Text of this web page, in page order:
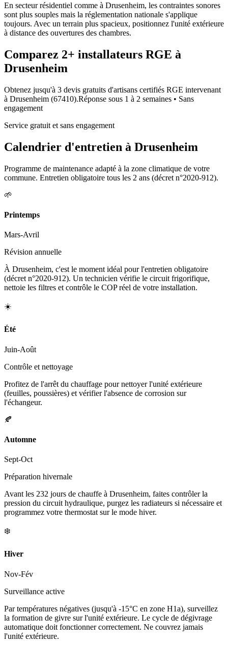
En secteur résidentiel comme à Drusenheim, les contraintes sonores
sont plus souples mais la réglementation nationale s'applique
toujours. Avec un terrain plus spacieux, positionnez l'unité extérieure
à distance des ouvertures des chambres.
Comparez 2+ installateurs RGE à
Drusenheim
Obtenez jusqu'à 3 devis gratuits d'artisans certifiés RGE intervenant
à Drusenheim (67410).Réponse sous 1 à 2 semaines • Sans
engagement
Service gratuit et sans engagement
Calendrier d'entretien à Drusenheim
Programme de maintenance adapté à la zone climatique de votre
commune. Entretien obligatoire tous les 2 ans (décret n°2020-912).
🌱
Printemps
Mars-Avril
Révision annuelle
À Drusenheim, c'est le moment idéal pour l'entretien obligatoire
(décret n°2020-912). Un technicien vérifie le circuit frigorifique,
nettoie les filtres et contrôle le COP réel de votre installation.
☀️
Été
Juin-Août
Contrôle et nettoyage
Profitez de l'arrêt du chauffage pour nettoyer l'unité extérieure
(feuilles, poussières) et vérifier l'absence de corrosion sur
l'échangeur.
🍂
Automne
Sept-Oct
Préparation hivernale
Avant les 232 jours de chauffe à Drusenheim, faites contrôler la
pression du circuit hydraulique, purgez les radiateurs si nécessaire et
programmez votre thermostat sur le mode hiver.
❄️
Hiver
Nov-Fév
Surveillance active
Par températures négatives (jusqu'à -15°C en zone H1a), surveillez
la formation de givre sur l'unité extérieure. Le cycle de dégivrage
automatique doit fonctionner correctement. Ne couvrez jamais
l'unité extérieure.